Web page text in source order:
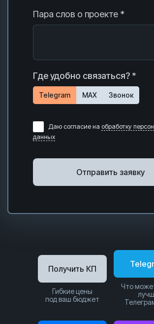
Пара слов о проекте *
Где удобно связаться? *
Telegram MAX Звонок
Даю согласие на обработку
данных
Отправить заявку
Что
Получить КП
Гибкие цены
под ваш бюджет